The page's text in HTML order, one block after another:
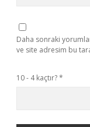
Daha sonraki
ve site adresim bu
10 - 4 kaçtır?*